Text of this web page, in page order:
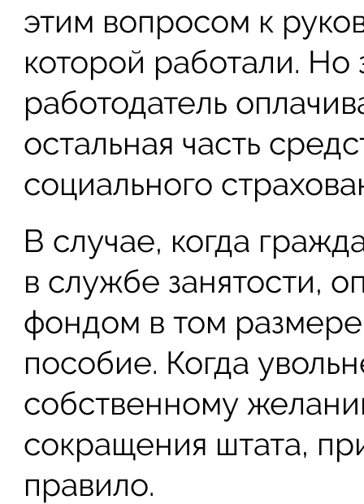
этим вопросом к
которой работали. Но
работодатель
остальная часть
социального
В случае, когда
в службе занятости,
фондом в том
пособие. Когда
собственному
сокращения штата,
правило.